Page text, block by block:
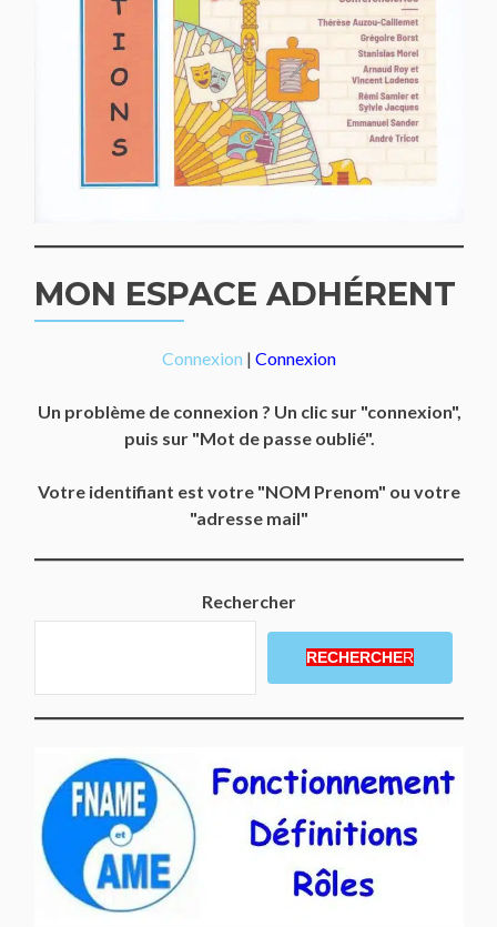
MON ESPACE ADHÉRENT
Connexion | Connexion
Un problème de connexion ? Un clic sur "connexion",
puis sur "Mot de passe oublié".
Votre identifiant est votre "NOM Prenom" ou votre
"adresse mail"
Rechercher
RECHERCHER